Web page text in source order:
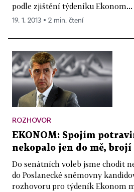
podle zjištění týdeníku Ekonom...
19. 1. 2013 ▪ 2 min. čtení
ROZHOVOR
EKONOM: Spojím
nekopalo jen do mě, brojí
Do senátních voleb jsme chodit
do Poslanecké sněmovny
rozhovoru pro týdeník Ekonom